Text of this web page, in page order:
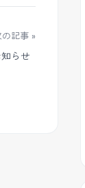
の記事 »
らせ